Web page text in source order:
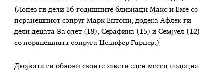
(Лопез ги дели 16-годишните близнаци Макс и Еме со
поранешниот сопруг Марк Ентони, додека Афлек ги
дели децата Вајолет (18), Серафина (15) и Семјуел (12)
со поранешната сопруга Џенифер Гарнер.)
Двојката ги обнови своите завети еден месец подоцна